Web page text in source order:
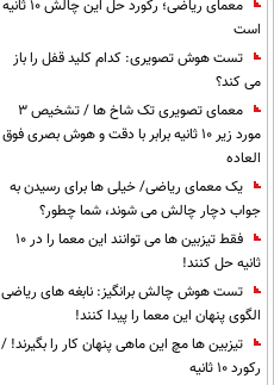
معمای ریاضی؛ رکورد حل این چالش 10 ثانیه
است
تست هوش تصویری: کدام کلید قفل را باز
می کند؟
معمای تصویری تک شاخ ها / تشخیص 3
مورد زیر 10 ثانیه برابر با دقت و هوش بصری فوق
العاده
یک معمای ریاضی/ خیلی ها برای رسیدن به
جواب دچار چالش می شوند، شما چطور؟
فقط تیزبین ها می توانند این معما را در 10
ثانیه حل کنند!
تست هوش چالش برانگیز: نابغه های ریاضی
الگوی پنهان این معما را پیدا کنند!
تیزبین ها مچ این ماهی پنهان کار را بگیرند! /
رکورد 10 ثانیه